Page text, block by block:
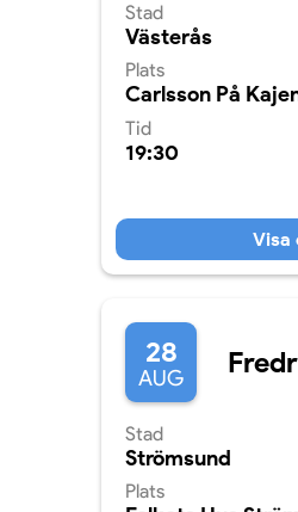
Stad
Västerås
Plats
Carlsson På
Tid
19:30
Visa
28
AUG
Stad
Strömsund
Plats